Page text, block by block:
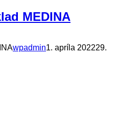
MEDINA
wpadmin1. apríla 202229.